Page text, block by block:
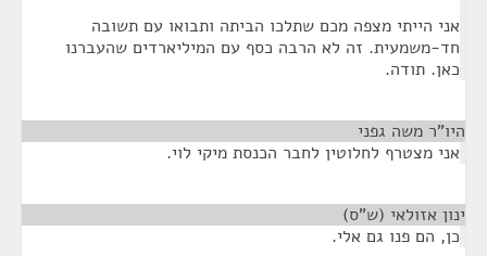
אני הייתי מצפה מכם שתלכו הביתה ותבואו עם תשובה
חד-משמעית. זה לא הרבה כסף עם המיליארדים שהעברנו
כאן. תודה.
היו"ר משה גפני
אני מצטרף לחלוטין לחבר הכנסת מיקי לוי.
ינון אזולאי (ש"ס)
כן, הם פנו גם אלי.